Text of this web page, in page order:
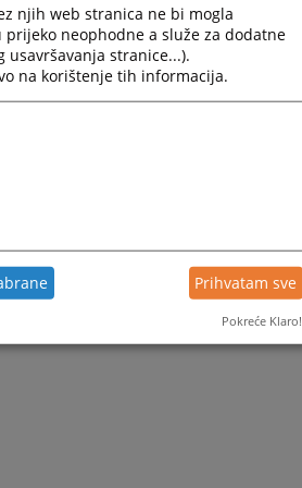
njih web stranica ne bi mogla
neophodne a služe za dodatne
stranice...).
na korištenje tih informacija.
Prihvatam sve
Pokreće Klaro!